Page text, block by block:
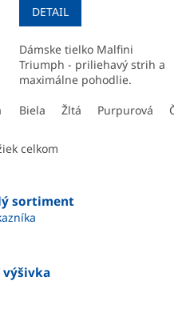
Kráľovská modrá Oceľová sivá
DETAIL
Dámske tielko Malfini
Triumph - priliehavý strih a
maximálne pohodlie.
Biela
Žltá Purpurová
O
á
d
e
celkom
sortiment